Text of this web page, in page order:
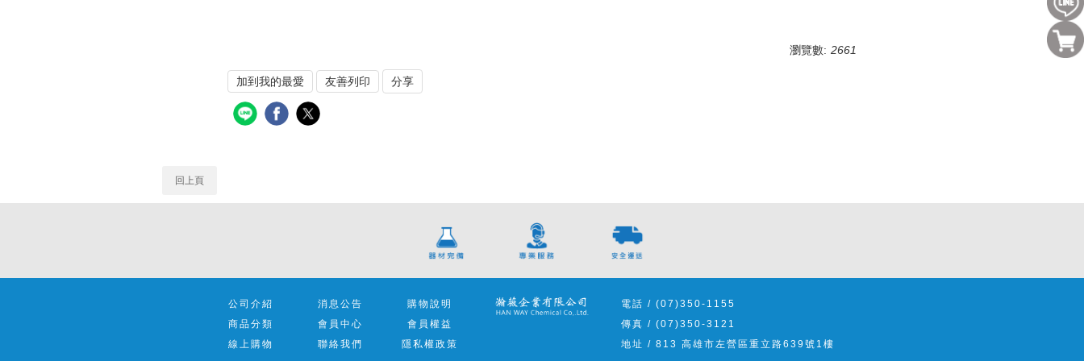
瀏覽數: 2661
加到我的最愛 友善列印 分享
回上頁
公司介紹 消息公告
購物說明
商品分類
會員中心
會員權益
線上購物
聯絡我們 隱私權政策
電話 / (07)350-1155
傳真 / (07)350-3121
地址 / 813 高雄市左營區重立路639號1樓